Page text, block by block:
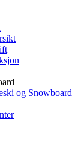
og Snowboard